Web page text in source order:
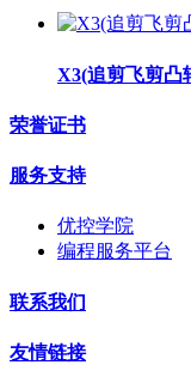
X3(追剪飞剪凸
荣誉证书
服务支持
优控学院
编程服务平台
联系我们
友情链接